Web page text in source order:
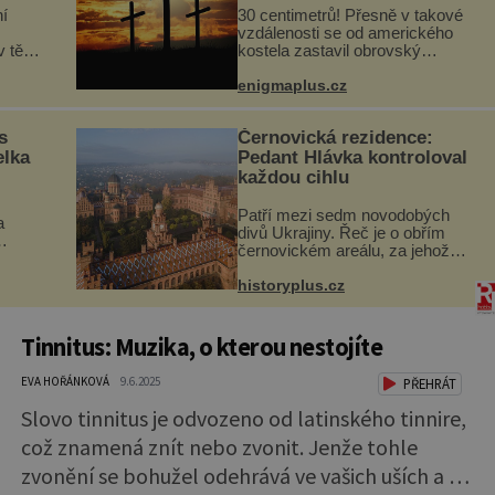
těle.
30 centimetrů! Přesně v takové
vzdálenosti se od amerického
kostela zastavil obrovský
květnu 2014 nečekaně odtrhl od
nedaleké skály při její demolici.
enigmaplus.cz
Černovická rezidence:
Pedant Hlávka kontroloval
každou cihlu
Patří mezi sedm novodobých
divů Ukrajiny. Řeč je o obřím
černovickém areálu, za jehož
architekt Josef Hlávka. Ten si na
něm dal mimořádně záležet.
historyplus.cz
Tinnitus: Muzika, o kterou nestojíte
EVA HOŘÁNKOVÁ 9.6.2025 PŘEHRÁT
Slovo tinnitus je odvozeno od latinského tinnire,
což znamená znít nebo zvonit. Jenže tohle
zvonění se bohužel odehrává ve vašich uších a vy